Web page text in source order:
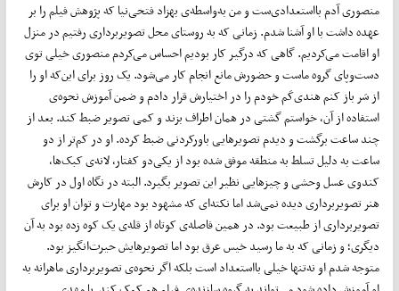
منصوری آدم بااستعدادی‌ست و من به‌واسطه‌ی بهزاد فتحی‌نیا که پژوهش‌ فیلم را بر
عهده داشت با او آشنا شدم. زمانی که به روستای محل تصویربرداری رفتیم در منزل
او اقامت می‌کردیم. گاهی که درگیر کار بودیم احساس می‌کردم منصوری خیلی توی
دست‌وپای گروه ماست و حضورش مانع انجام کار می‌شود. یک روز برای این‌که او را
از سَر باز کنم هندی‌کَم خودم را در اختیارش قرار دادم و ضمن آموزش نحوه‌ی
استفاده از آن، خواستم گشتی در همان اطراف بزند و کمی تصویر ضبط کند. بعد از
چند ساعت برگشت و دیدم تصویرهایی باورکردنی ضبط کرده. او در کم‌تر از دو
ساعت به دلیل تسلط به منطقه موفق شده بود از یکی‌دو کفتار، لانه‌ی کبک‌ها،
کندوی عسل وحشی و چیزهایی نظیر این تصویر بگیرد. البته در نگاه اول در کارش
هنر تصویربرداری دیده نمی‌شد اما نکته‌ای که مشهود بود مهارت و توان او برای
تصویربرداری از طبیعت بود. در همین فاصله‌ی کوتاه از قله‌ی یک کوه زده بود به آن
دیگری؛ و زمانی که به ما رسید خیس عرق بود اما تصویرهایش حیرت‌انگیز بود.
متوجه شدم او نه‌تنها خیلی بااستعداد است بلکه اگر نحوه‌ی تصویربرداری ماهرانه به